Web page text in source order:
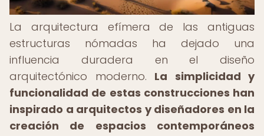
La arquitectura efímera de las antiguas
estructuras nómadas ha dejado una
influencia duradera en el diseño
arquitectónico moderno. La simplicidad y
funcionalidad de estas construcciones han
inspirado a arquitectos y diseñadores en la
creación de espacios contemporáneos